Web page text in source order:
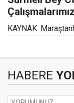
KAYNAK:
HABERE